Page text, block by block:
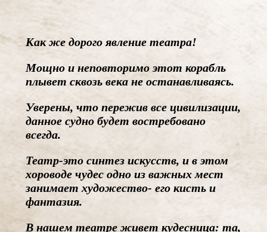
Как же дорого явление театра!
Мощно и неповторимо этот корабль
плывет сквозь века не останавливаясь.
Уверены, что пережив все цивилизации,
данное судно будет востребовано
всегда.
Театр-это синтез искусств, и в этом
хороводе чудес одно из важных мест
занимает художество- его кисть и
фантазия.
В нашем театре живет кудесница: та,